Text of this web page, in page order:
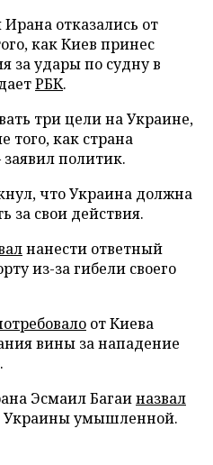
отказались от
как Киев принес
за удары по судну в
РБК.
три цели на Украине,
того, как страна
политик.
что Украина должна
за свои действия.
нанести ответный
из-за гибели своего
от Киева
вины за нападение
Эсмаил Багаиназвал
Украины умышленной.